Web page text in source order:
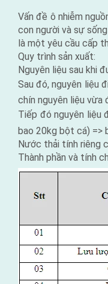
Vấn đề ô nhiễm
con người và sự
là một yêu cầu cấp
Quy trình sản xuất:
Nguyên liệu sau khi
Sau đó, nguyên liệu
chín nguyên liệu vừa
Tiếp đó nguyên liệu
bao 20kg bột cá) =>
Nước thải tính riêng
Thành phần và tính